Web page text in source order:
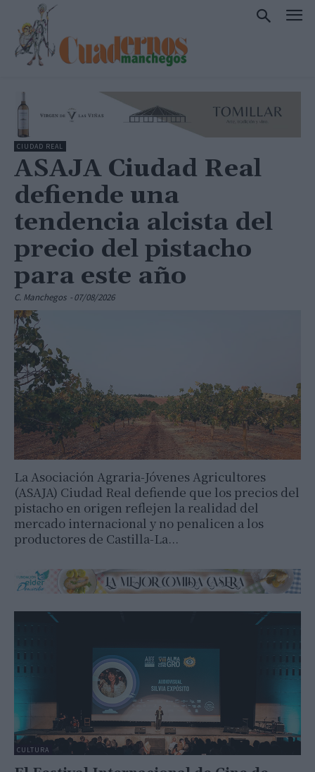
CIUDAD REAL
ASAJA Ciudad Real
defiende una
tendencia alcista del
precio del pistacho
para este año
C. Manchegos -07/08/2026
La Asociación Agraria-Jóvenes Agricultores
(ASAJA) Ciudad Real defiende que los precios del
pistacho en origen reflejen la realidad del
mercado internacional y no penalicen a los
productores de Castilla-La...
CULTURA